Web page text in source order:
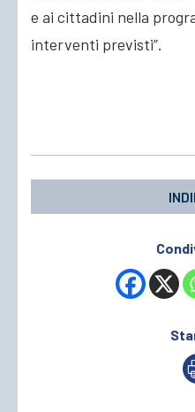
e ai cittadini nella
interventi previsti”.